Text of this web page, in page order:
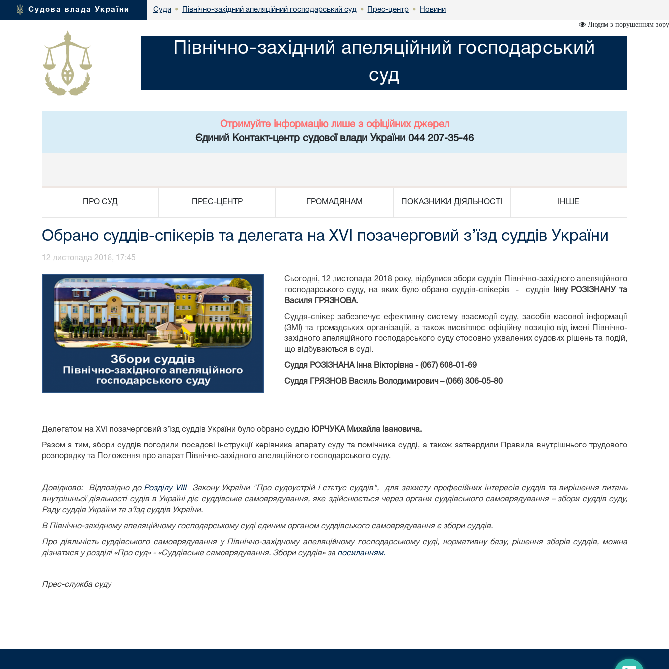
Судова влада України Суди • Північно-західний апеляційний господарський суд • Прес-центр • Новини
Людям з порушенням зору
Північно-західний апеляційний господарський
суд
Отримуйте інформацію лише з офіційних джерел
Єдиний Контакт-центр судової влади України 044 207-35-46
ПРО СУД ПРЕС-ЦЕНТР ГРОМАДЯНАМ ПОКАЗНИКИ ДІЯЛЬНОСТІ ІНШЕ
Обрано суддів-спікерів та делегата на ХVI позачерговий з’їзд суддів України
12 листопада 2018, 17:45
Сьогодні, 12 листопада 2018 року, відбулися збори суддів Північно-західного апеляційного
господарського суду, на яких було обрано суддів-спікерів - суддів
Інну
РОЗІЗНАНУ та
Василя ГРЯЗНОВА.
Суддя-спікер забезпечує ефективну систему взаємодії суду, засобів масової інформації
(ЗМІ) та громадських організацій, а також висвітлює офіційну позицію від імені Північно-
західного апеляційного господарського суду стосовно ухвалених судових рішень та подій,
що відбуваються в суді.
Суддя РОЗІЗНАНА Інна Вікторівна - (067) 608-01-69
Суддя ГРЯЗНОВ Василь Володимирович – (066) 306-05-80
Делегатом на ХVI позачерговий з’їзд суддів України було обрано суддю ЮРЧУКА Михайла Івановича.
Разом з тим, збори суддів погодили посадові інструкції керівника апарату суду та помічника судді, а також затвердили Правила внутрішнього трудового
розпорядку та Положення про апарат Північно-західного апеляційного господарського суду.
Довідково: Відповідно до Розділу VІІІЗакону України "Про судоустрій і статус суддів", для захисту професійних інтересів суддів та вирішення питань
внутрішньої діяльності судів в Україні діє суддівське самоврядування, яке здійснюється через органи суддівського самоврядування – збори суддів суду,
Раду суддів України та з’їзд суддів України.
В Північно-західному апеляційному господарському суді єдиним органом суддівського самоврядування є збори суддів.
Про діяльність суддівського самоврядування у Північно-західному апеляційному господарському суді, нормативну базу, рішення зборів суддів, можна
дізнатися у розділі «Про суд» - «Суддівське самоврядування. Збори суддів» за посиланням.
Прес-служба суду